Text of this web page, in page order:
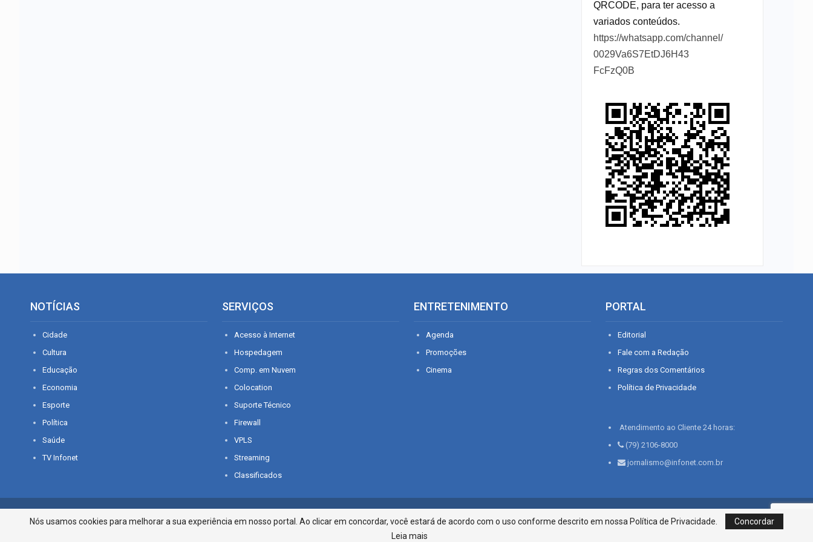
QRCODE, para ter acesso a
variados conteúdos.
https://whatsapp.com/channel/
0029Va6S7EtDJ6H43
FcFzQ0B
NOTÍCIAS
Cidade
Cultura
Educação
Economia
Esporte
Política
Saúde
TV Infonet
SERVIÇOS
Acesso à Internet
Hospedagem
Comp. em Nuvem
Colocation
Suporte Técnico
Firewall
VPLS
Streaming
Classificados
ENTRETENIMENTO
Agenda
Promoções
Cinema
PORTAL
Editorial
Fale com a Redação
Regras dos Comentários
Política de Privacidade
Atendimento ao Cliente 24 horas:
(79) 2106-8000
jornalismo@infonet.com.br
© 2026 - O que é notícia em Sergipe. Todos os direitos reservados.
Infonet - Rua Monsenhor Silveira 276, Bairro São José | Aracaju-SE, CEP 49015-030, Fone: 79.2106.8000 - CI
Centro de Informações LTDA
Nós usamos cookies para melhorar a sua experiência em nosso portal. Ao clicar em concordar, você estará de acordo com o uso conforme descrito em nossa Política de Privacidade.
Concordar
Leia mais